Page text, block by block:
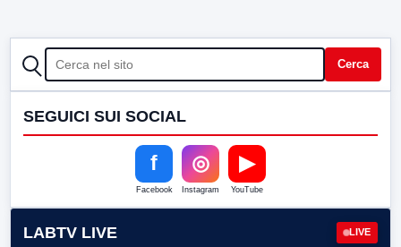
CERCA Cerca
SEGUICI SUI SOCIAL
f
Facebook
◎
Instagram
▶
YouTube
LABTV LIVE LIVE